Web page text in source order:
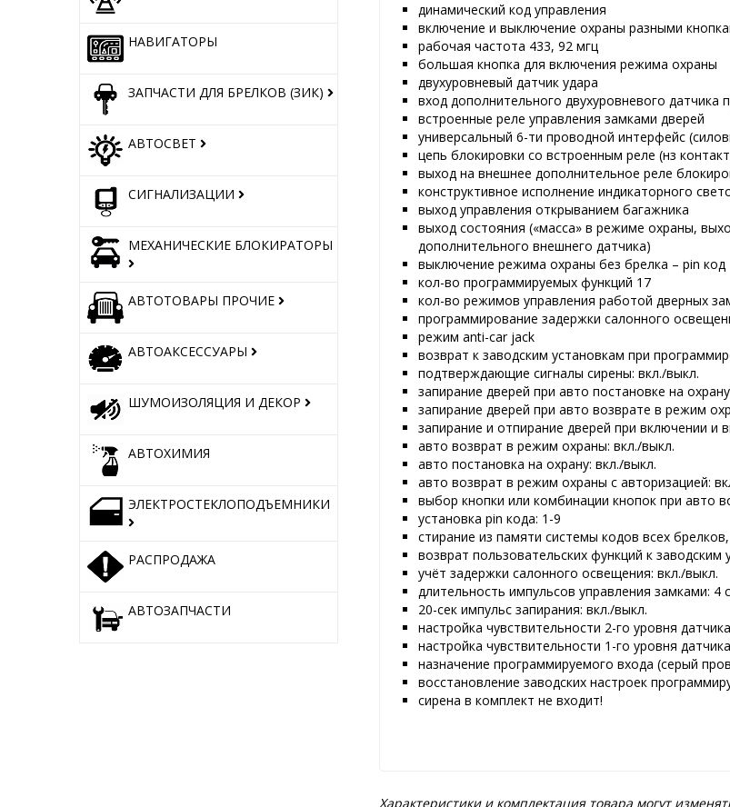
НАВИГАТОРЫ
ЗАПЧАСТИ ДЛЯ БРЕЛКОВ (ЗИК)
АВТОСВЕТ
СИГНАЛИЗАЦИИ
МЕХАНИЧЕСКИЕ БЛОКИРАТОРЫ
АВТОТОВАРЫ ПРОЧИЕ
АВТОАКСЕССУАРЫ
ШУМОИЗОЛЯЦИЯ И ДЕКОР
АВТОХИМИЯ
ЭЛЕКТРОСТЕКЛОПОДЪЕМНИКИ
РАСПРОДАЖА
АВТОЗАПЧАСТИ
динамический код управления
включение и выключение охраны разными
рабочая частота 433, 92 мгц
большая кнопка для включения режима охраны
двухуровневый датчик удара
вход дополнительного двухуровневого
встроенные реле управления замками дверей
универсальный 6-ти проводной интерфейс
цепь блокировки со встроенным реле (нз
выход на внешнее дополнительное реле
конструктивное исполнение индикаторного
выход управления открыванием багажника
выход состояния («масса» в режиме охраны,
дополнительного внешнего датчика)
выключение режима охраны без брелка – pin код
кол-во программируемых функций 17
кол-во режимов управления работой дверных
программирование задержки салонного
режим anti-car jack
возврат к заводским установкам при
подтверждающие сигналы сирены: вкл./выкл.
запирание дверей при авто постановке на
запирание дверей при авто возврате в режим
запирание и отпирание дверей при включении и
авто возврат в режим охраны: вкл./выкл.
авто постановка на охрану: вкл./выкл.
авто возврат в режим охраны с авторизацией:
выбор кнопки или комбинации кнопок при авто
установка pin кода: 1-9
стирание из памяти системы кодов всех
возврат пользовательских функций к заводским
учёт задержки салонного освещения: вкл./выкл.
длительность импульсов управления замками: 4
20-сек импульс запирания: вкл./выкл.
настройка чувствительности 2-го уровня
настройка чувствительности 1-го уровня
назначение программируемого входа (серый
восстановление заводских настроек
сирена в комплект не входит!
Характеристики и комплектация товара могут